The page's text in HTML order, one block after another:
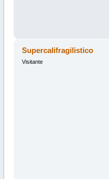
Supercalifragilistico
Visitante